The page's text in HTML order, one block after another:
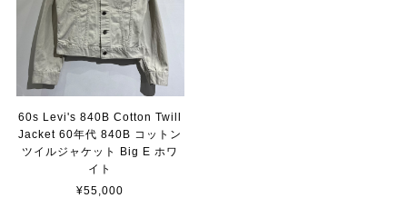
60s Levi's 840B Cotton Twill
Jacket 60年代 840B コットン
ツイルジャケット Big E ホワ
イト
¥55,000